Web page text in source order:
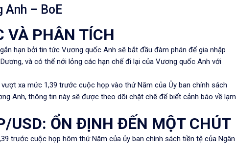
Anh – BoE
VÀ PHÂN TÍCH
hạn bởi tin tức Vương quốc Anh sẽ bắt đầu đàm phán để gia nhập
và có thể nới lỏng các hạn chế đi lại của Vương quốc Anh với
xa mức 1,39 trước cuộc họp vào thứ Năm của Ủy ban chính sách
Anh, thông tin này sẽ được theo dõi chặt chẽ để biết cảnh báo về lạm
USD: ỔN ĐỊNH ĐẾN MỘT CHÚT
trước cuộc họp hôm thứ Năm của ủy ban chính sách tiền tệ của Ngân